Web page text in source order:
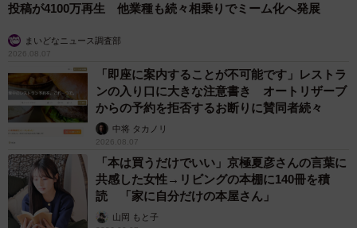
投稿が4100万再生 他業種も続々相乗りでミーム化へ発展
まいどなニュース調査部
2026.08.07
「即座に案内することが不可能です」レストラ
ンの入り口に大きな注意書き オートリザーブ
からの予約を拒否するお断りに賛同者続々
中将 タカノリ
2026.08.07
「本は買うだけでいい」京極夏彦さんの言葉に
共感した女性→リビングの本棚に140冊を積
読 「家に自分だけの本屋さん」
山岡 もと子